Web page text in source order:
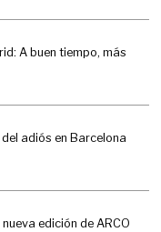
A buen tiempo, más
adiós en Barcelona
edición de ARCO